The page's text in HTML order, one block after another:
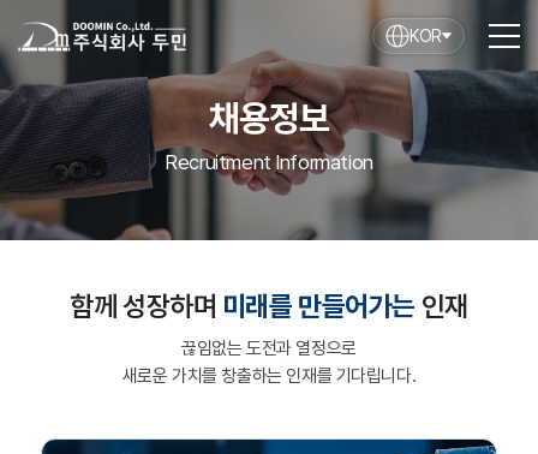
KOR
채용정보
Recruitment Information
함께 성장하며 미래를 만들어가는 인재
끊임없는 도전과 열정으로
새로운 가치를 창출하는 인재를 기다립니다.